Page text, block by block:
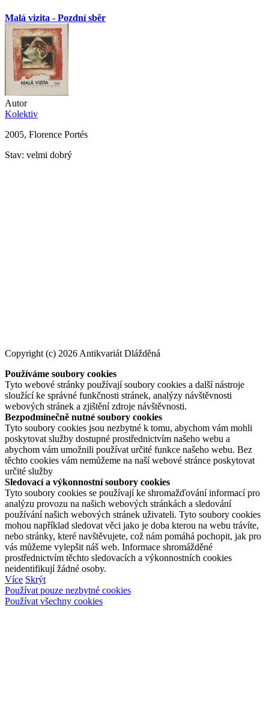
Malá vizita - Pozdní sběr
Autor
Kolektiv
2005, Florence Portés
Stav: velmi dobrý
Copyright (c) 2026 Antikvariát Dlážděná
Používáme soubory cookies
Tyto webové stránky používají soubory cookies a další nástroje
sloužící ke správné funkčnosti stránek, analýzy návštěvnosti
webových stránek a zjištění zdroje návštěvnosti.
Bezpodmínečně nutné soubory cookies
Tyto soubory cookies jsou nezbytné k tomu, abychom vám mohli
poskytovat služby dostupné prostřednictvím našeho webu a
abychom vám umožnili používat určité funkce našeho webu. Bez
těchto cookies vám nemůžeme na naší webové stránce poskytovat
určité služby
Sledovací a výkonnostní soubory cookies
Tyto soubory cookies se používají ke shromažďování informací pro
analýzu provozu na našich webových stránkách a sledování
používání našich webových stránek uživateli. Tyto soubory cookies
mohou například sledovat věci jako je doba kterou na webu trávíte,
nebo stránky, které navštěvujete, což nám pomáhá pochopit, jak pro
vás můžeme vylepšit náš web. Informace shromážděné
prostřednictvím těchto sledovacích a výkonnostních cookies
neidentifikují žádné osoby.
Více Skrýt
Používat pouze nezbytné cookies
Používat všechny cookies